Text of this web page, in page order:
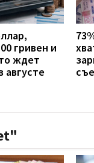
гривен и
ждет
августе